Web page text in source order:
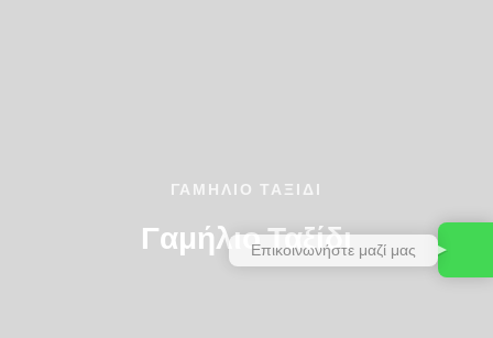
ΓΑΜΉΛΙΟ ΤΑΞΊΔΙ
Γαμήλιο Ταξίδι
Επικοινωνήστε μαζί μας